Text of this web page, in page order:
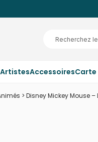
ArtistesAccessoiresCarte
> Disney Mickey Mouse –